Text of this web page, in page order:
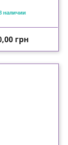
наличии
грн